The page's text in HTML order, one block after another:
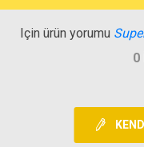
Için ürün yorumu
0